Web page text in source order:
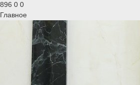
896 0 0
Главное